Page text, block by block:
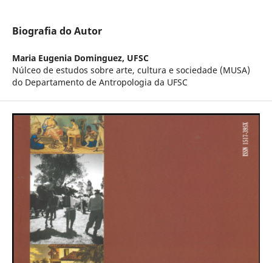
Biografia do Autor
Maria Eugenia Dominguez, UFSC
Núlceo de estudos sobre arte, cultura e sociedade (MUSA)
do Departamento de Antropologia da UFSC